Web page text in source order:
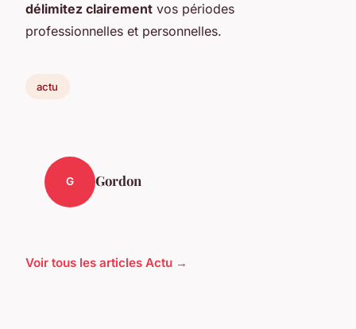
délimitez clairement vos périodes
professionnelles et personnelles.
actu
G Gordon
Voir tous les articles Actu →